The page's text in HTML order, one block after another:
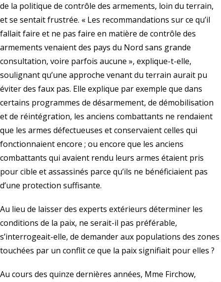
de la politique de contrôle des armements, loin du terrain,
et se sentait frustrée. « Les recommandations sur ce qu’il
fallait faire et ne pas faire en matière de contrôle des
armements venaient des pays du Nord sans grande
consultation, voire parfois aucune », explique-t-elle,
soulignant qu’une approche venant du terrain aurait pu
éviter des faux pas. Elle explique par exemple que dans
certains programmes de désarmement, de démobilisation
et de réintégration, les anciens combattants ne rendaient
que les armes défectueuses et conservaient celles qui
fonctionnaient encore ; ou encore que les anciens
combattants qui avaient rendu leurs armes étaient pris
pour cible et assassinés parce qu’ils ne bénéficiaient pas
d’une protection suffisante.
Au lieu de laisser des experts extérieurs déterminer les
conditions de la paix, ne serait-il pas préférable,
s’interrogeait-elle, de demander aux populations des zones
touchées par un conflit ce que la paix signifiait pour elles ?
Au cours des quinze dernières années, Mme Firchow,